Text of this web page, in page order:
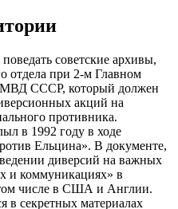
советские архивы,
отдела при 2-м Главном
МВД СССР, который должен
акций на
противника.
в 1992 году в ходе
Ельцина». В документе,
диверсий на важных
и коммуникациях» в
том числе в США и Англии.
в секретных материалах